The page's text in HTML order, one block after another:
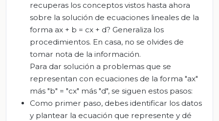
recuperas los conceptos vistos hasta ahora
sobre la solución de ecuaciones lineales de la
forma ax + b = cx + d? Generaliza los
procedimientos. En casa, no se olvides de
tomar nota de la información.
Para dar solución a problemas que se
representan con ecuaciones de la forma "ax"
más "b" = "cx" más "d", se siguen estos pasos:
Como primer paso, debes identificar los datos
y plantear la ecuación que represente y dé